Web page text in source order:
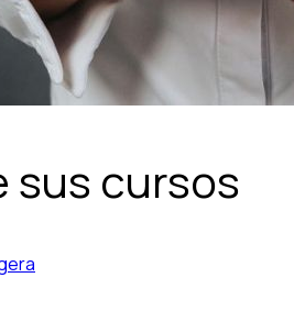
sus cursos